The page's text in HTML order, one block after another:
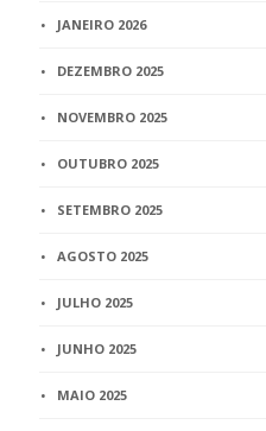
JANEIRO 2026
DEZEMBRO 2025
NOVEMBRO 2025
OUTUBRO 2025
SETEMBRO 2025
AGOSTO 2025
JULHO 2025
JUNHO 2025
MAIO 2025